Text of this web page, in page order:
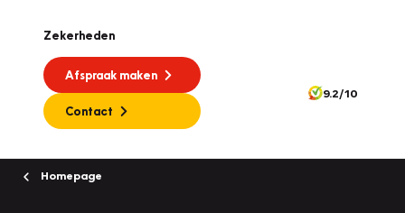
Zekerheden
Afspraak maken
Contact
9.2/10
Homepage